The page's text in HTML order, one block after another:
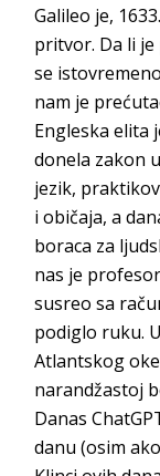
Galileo je,
pritvor. Da li
se
nam je
Engleska elita
donela zakon
jezik,
iobičaja, a
boraca za
nas je
susreo sa
podiglo ruku.
Atlantskog
narandžastoj
DanasCha
danu (osim